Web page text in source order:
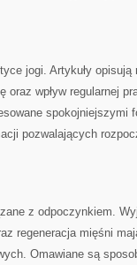
jogi. Artykuły
wpływ regularnej
spokojniejszymi
pozwalających
z odpoczynkiem.
regeneracja mięśni
Omawiane są